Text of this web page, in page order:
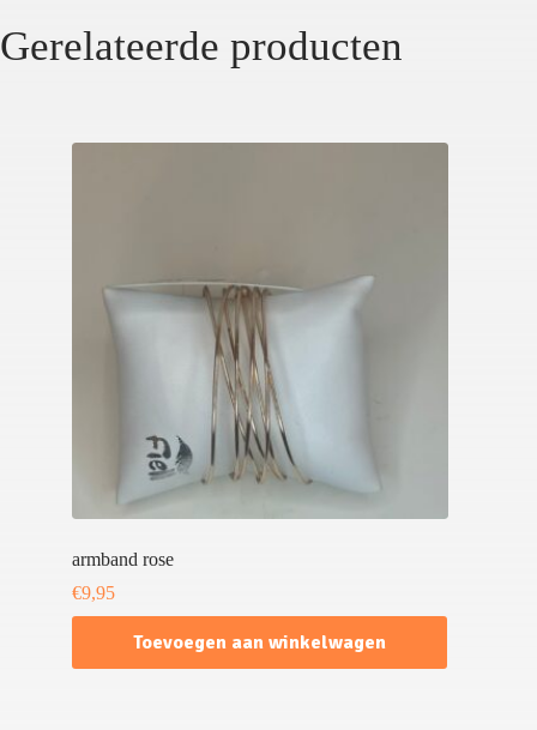
Gerelateerde producten
armband rose
€9,95
Toevoegen aan winkelwagen